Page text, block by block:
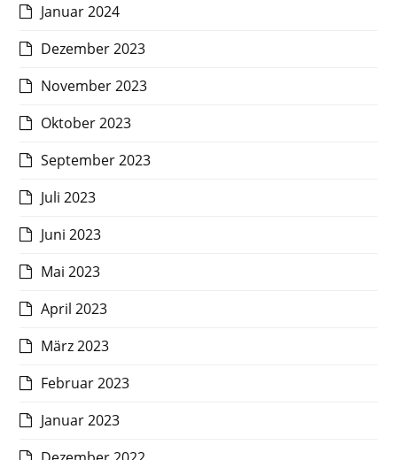
Januar 2024
Dezember 2023
November 2023
Oktober 2023
September 2023
Juli 2023
Juni 2023
Mai 2023
April 2023
März 2023
Februar 2023
Januar 2023